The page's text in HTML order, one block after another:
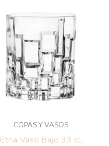
COPAS Y VASOS
Etna Vaso Bajo 33 cl.